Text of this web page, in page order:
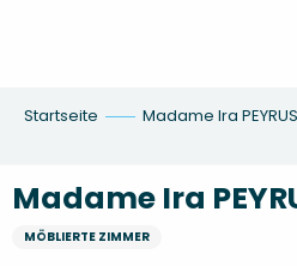
Startseite Madame Ira
Madame Ira
MÖBLIERTE ZIMMER